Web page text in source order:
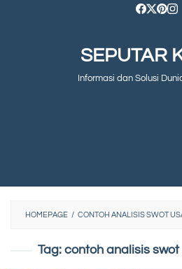
SEPUTAR
Informasi dan Solusi
HOMEPAGE / CONTOH ANALISIS SWOT
Tag:contoh analisis